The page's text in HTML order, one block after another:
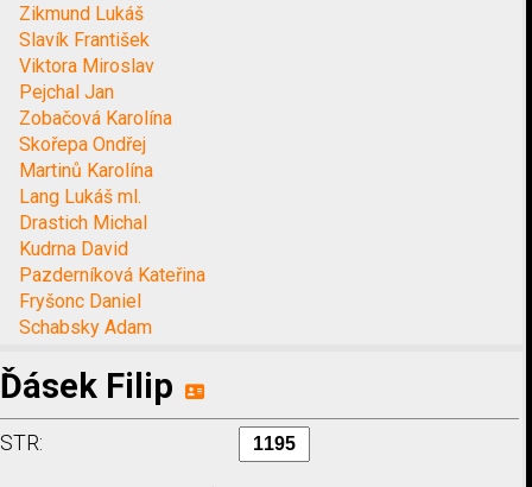
Zikmund Lukáš
Slavík František
Viktora Miroslav
Pejchal Jan
Zobačová Karolína
Skořepa Ondřej
Martinů Karolína
Lang Lukáš ml.
Drastich Michal
Kudrna David
Pazderníková Kateřina
Fryšonc Daniel
Schabsky Adam
Ďásek Filip
STR: